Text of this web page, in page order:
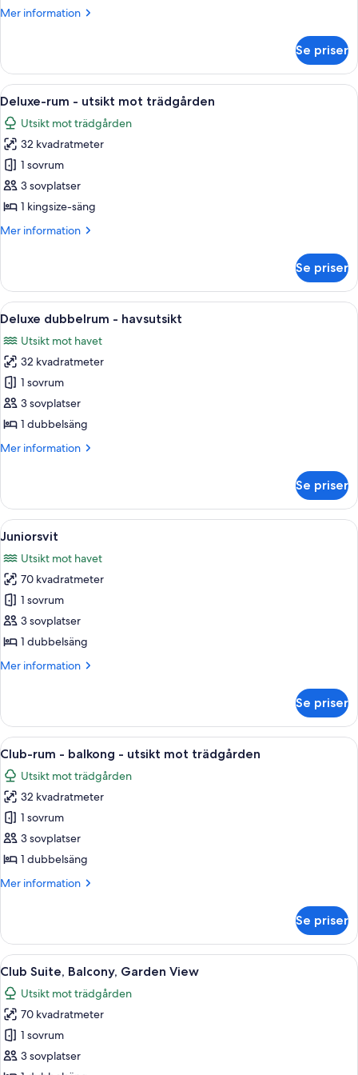
Mer information
Mer
dubbelrum
Se priser
Öppna
alla
foton
för
Deluxe-
rum
-
mot
Ett hotellrum med en stor säng, ett
4
Deluxe-rum - utsikt mot trädgården
Utsikt mot trädgården
32 kvadratmeter
1 sovrum
3 sovplatser
1 kingsize-säng
Mer information
Mer
rum
utsikt
trädgården
Se priser
Öppna
alla
foton
för
Deluxe
dubbelrum
-
Ett hotellrum med en stor säng, ett
4
Deluxe dubbelrum - havsutsikt
Utsikt mot havet
32 kvadratmeter
1 sovrum
3 sovplatser
1 dubbelsäng
Mer information
Mer
dubbelrum
havsutsikt
Se priser
Öppna
alla
foton
för
Juniorsvit
Ett hotellrum med en stor säng, ett
2
Juniorsvit
Utsikt mot havet
70 kvadratmeter
1 sovrum
3 sovplatser
1 dubbelsäng
Mer information
Mer
Se priser
Öppna
alla
foton
för
Club-
rum
-
-
trädgården
Ett hotellrum med en stor säng, ett
2
Club-rum - balkong - utsikt mot trädgården
Utsikt mot trädgården
32 kvadratmeter
1 sovrum
3 sovplatser
1 dubbelsäng
Mer information
Mer
rum
balkong
utsikt
mot
trädgården
Se priser
Öppna
alla
foton
för
Club
Suite,
Ett hotellrum med en stor säng, en
4
Club Suite, Balcony, Garden View
Utsikt mot trädgården
70 kvadratmeter
1 sovrum
3 sovplatser